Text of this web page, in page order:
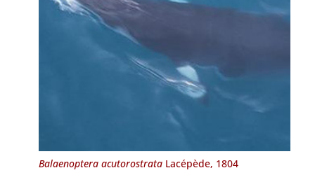
Balaenoptera acutorostrataLacépède, 1804